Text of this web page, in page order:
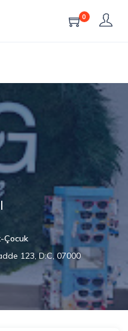
0
Çocuk
123, D:C, 07000